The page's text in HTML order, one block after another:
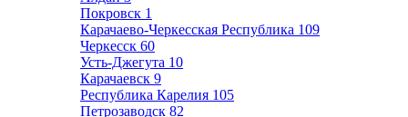
Покровск 1
Карачаево-Черкесская Республика 109
Черкесск 60
Усть-Джегута 10
Карачаевск 9
Республика Карелия 105
Петрозаводск 82